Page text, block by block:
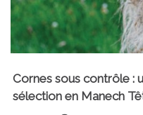
Cornes sous contrôle :
sélection en Manech